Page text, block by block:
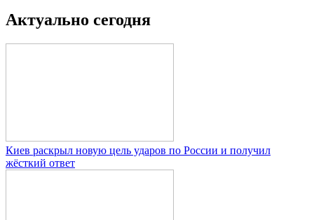
Актуально сегодня
Киев раскрыл новую цель ударов по России и получил
жёсткий ответ